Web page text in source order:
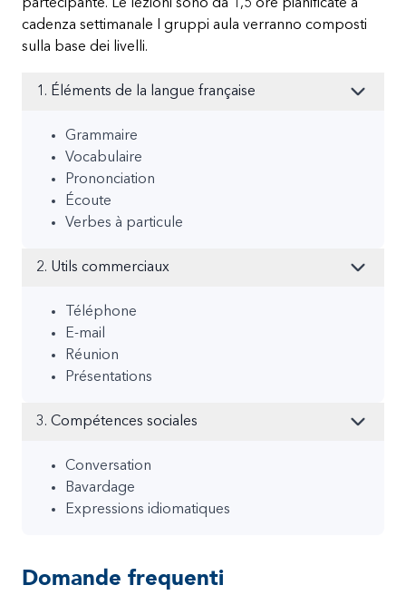
partecipante. Le lezioni sono da 1,5 ore pianificate a
cadenza settimanale I gruppi aula verranno composti
sulla base dei livelli.
1. Éléments de la langue française
Grammaire
Vocabulaire
Prononciation
Écoute
Verbes à particule
2. Utils commerciaux
Téléphone
E-mail
Réunion
Présentations
3. Compétences sociales
Conversation
Bavardage
Expressions idiomatiques
Domande frequenti